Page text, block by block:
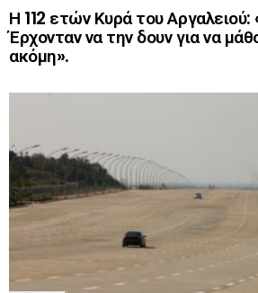
Η 112 ετών Κυρά του Αργαλειού:
Έρχονταν να την δουν για να
ακόμη».